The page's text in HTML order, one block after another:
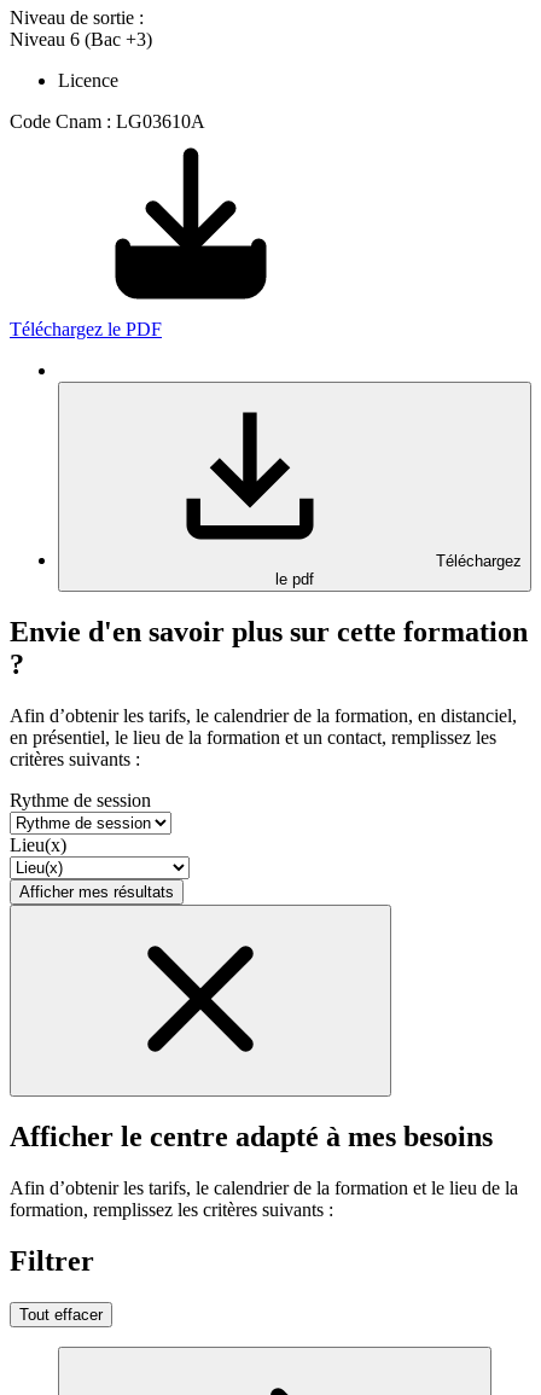
Niveau de sortie :
Niveau 6 (Bac +3)
Licence
Code Cnam : LG03610A
Téléchargez le PDF
Téléchargez
le pdf
Envie d'en savoir plus sur cette formation
?
Afin d’obtenir les tarifs, le calendrier de la formation, en distanciel,
en présentiel, le lieu de la formation et un contact, remplissez les
critères suivants :
Rythme de session
Lieu(x)
Afficher mes résultats
Afficher le centre adapté à mes besoins
Afin d’obtenir les tarifs, le calendrier de la formation et le lieu de la
formation, remplissez les critères suivants :
Filtrer
Tout effacer